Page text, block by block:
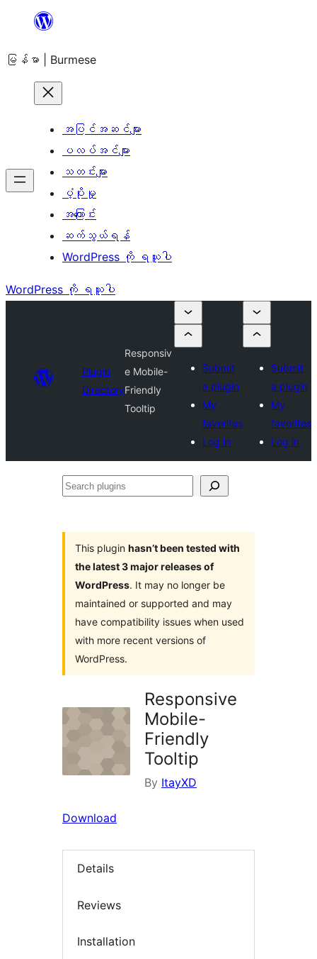
အကြောင်းအရာ
ကျော်သွား
မြန်မာ | Burmese
အပြင်အဆင်များ
ပလပ်အင်များ
သတင်းများ
ပံ့ပိုးမှု
အကြောင်း
ဆက်သွယ်ရန်
WordPress ကို ရယူပါ
WordPress ကို ရယူပါ
Plugin
Directory
Responsiv
e Mobile-
Friendly
Tooltip
Submit
a plugin
My
favorites
Log in
Submit
a plugin
My
favorites
Log in
Search
This plugin hasn’t been tested with
the latest 3 major releases of
WordPress. It may no longer be
maintained or supported and may
have compatibility issues when used
with more recent versions of
WordPress.
Responsive
Mobile-
Friendly
Tooltip
By ItayXD
Download
Details
Reviews
Installation